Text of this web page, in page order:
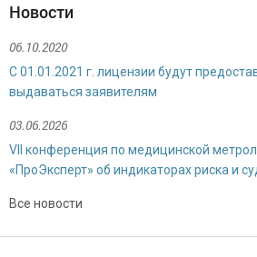
Новости
06.10.2020
С 01.01.2021 г. лицензии будут
выдаваться заявителям
03.06.2026
VII конференция по медицинской
«ПроЭксперт» об индикаторах риска и
Все новости